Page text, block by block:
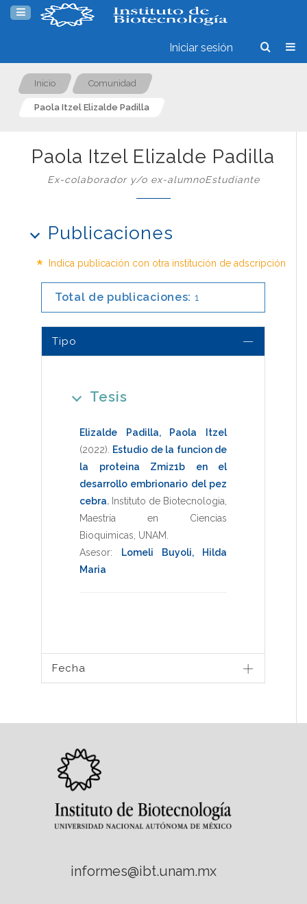
Iniciar sesión
Inicio Comunidad
Paola Itzel Elizalde Padilla
Paola Itzel Elizalde Padilla
Ex-colaborador y/o ex-alumnoEstudiante
Publicaciones
* Indica publicación con otra institución de adscripción
Total de publicaciones: 1
Tipo
Tesis
Elizalde Padilla, Paola Itzel
(2022) Estudio de la funcion de
la proteina Zmiz1b en el
desarrollo embrionario del pez
cebra. Instituto de Biotecnologia
Maestría en Ciencias
Bioquimicas UNAM
Asesor: Lomeli Buyoli, Hilda
Maria
Fecha
informes@ibt.unam.mx